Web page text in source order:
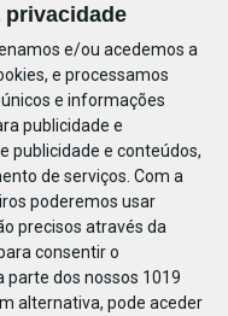
privacidade
e/ou acedemos a
e processamos
e informações
publicidade e
publicidade e conteúdos,
de serviços. Com a
poderemos usar
precisos através da
consentir o
parte dos nossos 1019
alternativa, pode aceder